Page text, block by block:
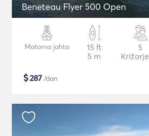
Beneteau Flyer 500 Open
Motorna jahta
15 ft
5 m
5
$287 /dan